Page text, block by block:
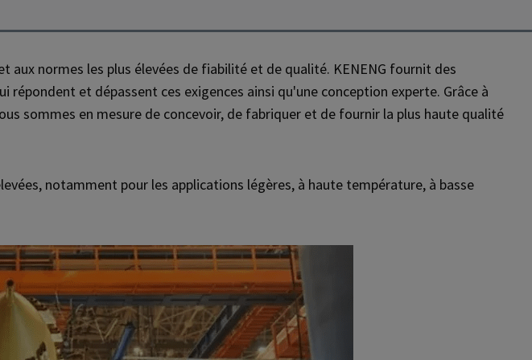
normes les plus élevées de fiabilité et de qualité. KENENG fournit des
et dépassent ces exigences ainsi qu'une conception experte. Grâce à
sommes en mesure de concevoir, de fabriquer et de fournir la plus haute qualité
notamment pour les applications légères, à haute température, à basse